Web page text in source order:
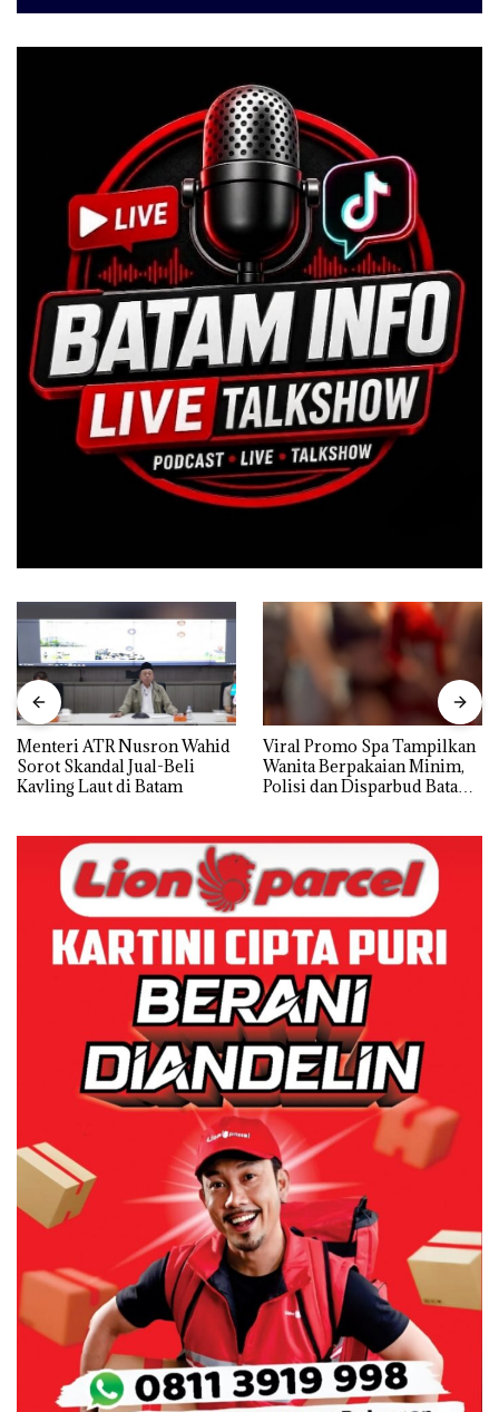
Menteri ATR Nusron Wahid
Sorot Skandal Jual-Beli
Kavling Laut di Batam
Viral Promo Spa Tampilkan
Wanita Berpakaian Minim,
Polisi dan Disparbud Batam